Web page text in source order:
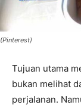
(Pinterest)
Tujuan utama
bukan melihat
perjalanan.